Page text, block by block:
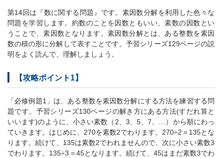
第14回は『数に関する問題』です。素因数分解を利用した色々な
問題を学習します。約数のことを因数ともいい、素数の因数とい
うことで、素因数となります。素因数分解とは、ある整数を素因
数の積の形に分解して表すことです。予習シリーズ129ページの説
明をよく読んで、理解しましょう。
【攻略ポイント1】
「必修例題1」は、ある整数を素因数分解にする方法を練習する問
題です。予習シリーズ130ページの解き方にある方法(すだれ算と
いいます)のように、小さい素数（2、3、5、7、…）から順にわっ
ていきます。はじめに、270を素数2でわります。270÷2＝135とな
ります。続けて、135は素数2でわれませんので、次に小さい素数3
でわります。135÷3＝45となります。続けて、45はまだ素数3でわ